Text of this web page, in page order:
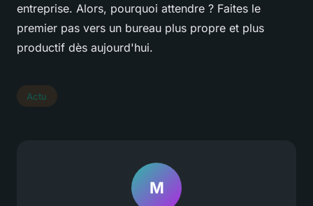
entreprise. Alors, pourquoi attendre ? Faites le
premier pas vers un bureau plus propre et plus
productif dès aujourd'hui.
Actu
M